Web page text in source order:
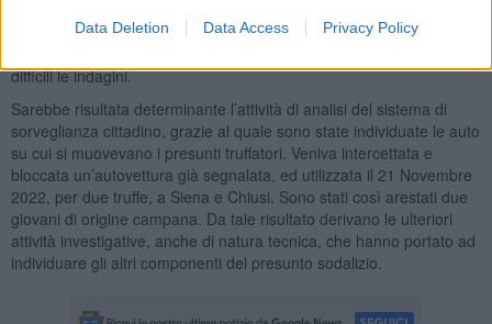
Data Deletion Data Access Privacy Policy
punto il gruppo fugge, potendo contare su veicoli presi a noleggio
difficili le indagini.
Sarebbe risultata determinante l’attività di analisi del sistema di
sorveglianza cittadino, grazie al quale sono state individuate le auto
su cui si muovevano i presunti truffatori. Veniva intercettata e
bloccata un’autovettura già segnalata, ed utilizzata il 21 Novembre
2022, per due truffe, a Siena e Chiusi. Sono stati così arestati due
giovani di origine campana. Da tale risultato derivano le ulteriori
attività investigative, anche di natura tecnica, che hanno portato ad
individuare gli altri componenti del presunto sodalizio.